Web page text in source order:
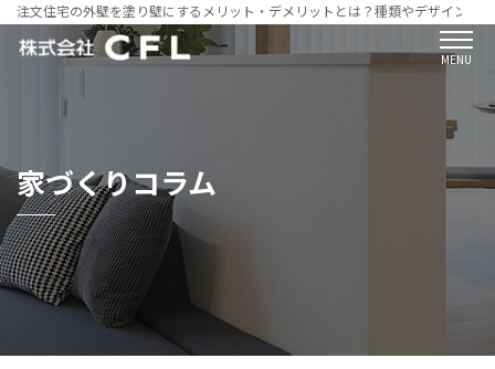
注文住宅の外壁を塗り壁にするメリット・デメリットとは？種類やデザインの
MENU
家づくりコラム